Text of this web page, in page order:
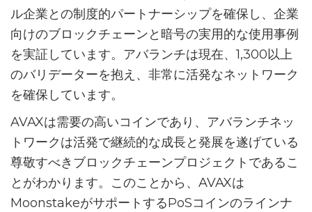
ル企業との制度的パートナーシップを確保し、企業
向けのブロックチェーンと暗号の実用的な使用事例
を実証しています。アバランチは現在、1,300以上
のバリデーターを抱え、非常に活発なネットワーク
を確保しています。
AVAXは需要の高いコインであり、アバランチネッ
トワークは活発で継続的な成長と発展を遂げている
尊敬すべきブロックチェーンプロジェクトであるこ
とがわかります。このことから、AVAXは
MoonstakeがサポートするPoSコインのラインナ